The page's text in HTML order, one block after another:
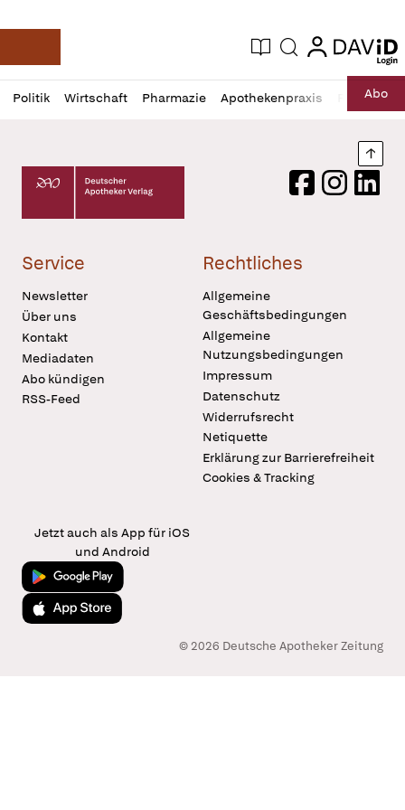
Deutsche Apotheker Zeitung
Aktuelle Ausgabe
Suche login
login
Politik Wirtschaft Pharmazie Apothekenpraxis RechtAbo
Profil
öffnen
Daz
Pur
Deutscher Apotheker Verlag Logo
FacebookInstagram
Service
Newsletter
Über uns
Kontakt
Mediadaten
Abo kündigen
RSS-Feed
Rechtliches
Allgemeine
Geschäftsbedingungen
Allgemeine
Nutzungsbedingungen
Impressum
Datenschutz
Widerrufsrecht
Netiquette
Erklärung zur Barrierefreiheit
Cookies & Tracking
Jetzt auch als App für iOS
und Android
Jetzt bei Google Play
Laden im App Store
© 2026 Deutsche Apotheker Zeitung